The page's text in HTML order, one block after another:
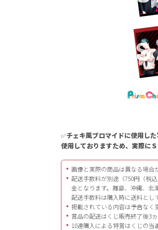
✅チェキ風ブロマイドに使用し
使用しておりますため、実際に
画像と実際の商品は異なる場合
配送手数料が別途（750円（税
金となります。離島、沖縄、北
配送手数料は購入時に送料とし
掲載されている内容は予告なく
賞品の配送はくじ販売終了後3
10連購入による特賞はくじの当